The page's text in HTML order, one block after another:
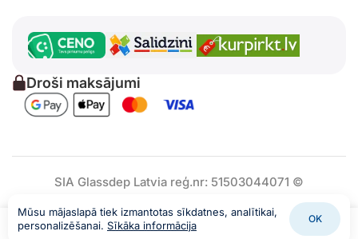
0
Droši maksājumi
SIA Glassdep Latvia reģ.nr: 51503044071 ©
Mūsu mājaslapā tiek izmantotas sīkdatnes, analītikai,
personalizēšanai. Sīkāka informācija
OK